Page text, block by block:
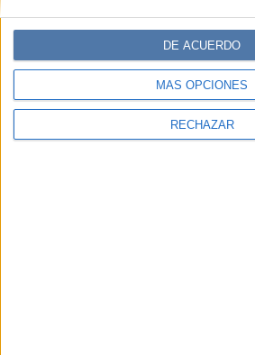
MÁS OPCIONES
RECHAZAR
DE ACUERDO